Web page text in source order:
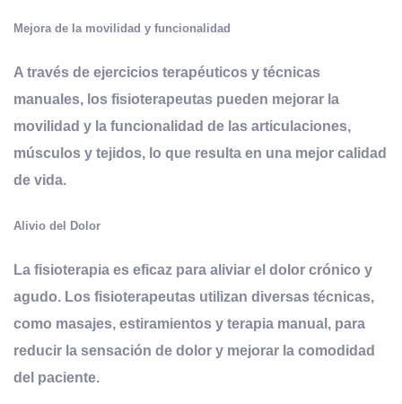
Mejora de la movilidad y funcionalidad
A través de ejercicios terapéuticos y técnicas
manuales, los fisioterapeutas pueden mejorar la
movilidad y la funcionalidad de las articulaciones,
músculos y tejidos, lo que resulta en una mejor calidad
de vida.
Alivio del Dolor
La fisioterapia es eficaz para aliviar el dolor crónico y
agudo. Los fisioterapeutas utilizan diversas técnicas,
como masajes, estiramientos y terapia manual, para
reducir la sensación de dolor y mejorar la comodidad
del paciente.